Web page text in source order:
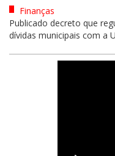
Finanças
Publicado decreto que
dívidas municipais com a